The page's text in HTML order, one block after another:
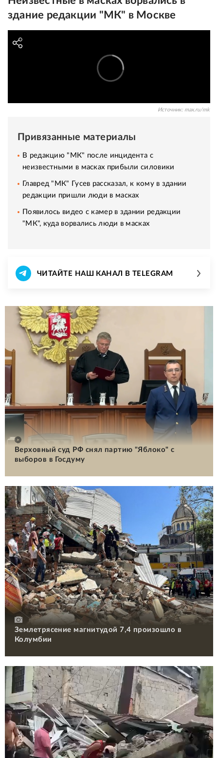
здание редакции "МК" в Москве
Источник: max.ru/mk
Привязанные материалы
В редакцию "МК" после инцидента с
неизвестными в масках прибыли силовики
Главред "МК" Гусев рассказал, к кому в здании
редакции пришли люди в масках
Появилось видео с камер в здании редакции
"МК", куда ворвались люди в масках
ЧИТАЙТЕ НАШ КАНАЛ В TELEGRAM
Верховный суд РФ снял партию "Яблоко" с
выборов в Госдуму
Землетрясение магнитудой 7,4 произошло в
Колумбии